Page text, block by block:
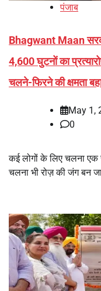
पंजाब
Bhagwant Maan
4,600 घुटनों का
चलने-फिरने की क्षमता
May 1,
0
कई लोगों के लिए चलना एक
चलना भी रोज़ की जंग बन